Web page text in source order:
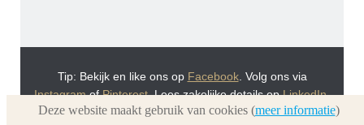
Tip: Bekijk en like ons op Facebook. Volg ons via
InstagramofPinterest. Lees zakelijke details opLinkedIn.
Of bekijk Urnwebshop.nl instructie video's viaYou Tube.
Deze website maakt gebruik van cookies (meer informatie)